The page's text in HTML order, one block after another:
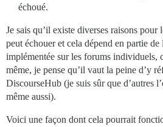
échoué.
Je sais qu’il existe diverses raisons pour
peut échouer et cela dépend en partie
implémentée sur les forums individuels,
même, je pense qu’il vaut la peine d’y
DiscourseHub (je suis sûr que d’autres
même aussi).
Voici une façon dont cela pourrait